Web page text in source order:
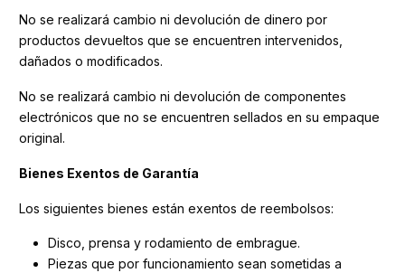
No se realizará cambio ni devolución de dinero por
productos devueltos que se encuentren intervenidos,
dañados o modificados.
No se realizará cambio ni devolución de componentes
electrónicos que no se encuentren sellados en su empaque
original.
Bienes Exentos de Garantía
Los siguientes bienes están exentos de reembolsos:
Disco, prensa y rodamiento de embrague.
Piezas que por funcionamiento sean sometidas a